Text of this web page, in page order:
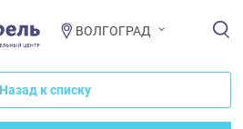
ВОЛГОГРАД
Назад к списку